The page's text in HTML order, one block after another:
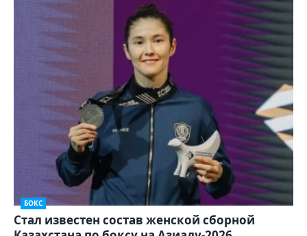
БОКС
Стал известен состав женской сборной